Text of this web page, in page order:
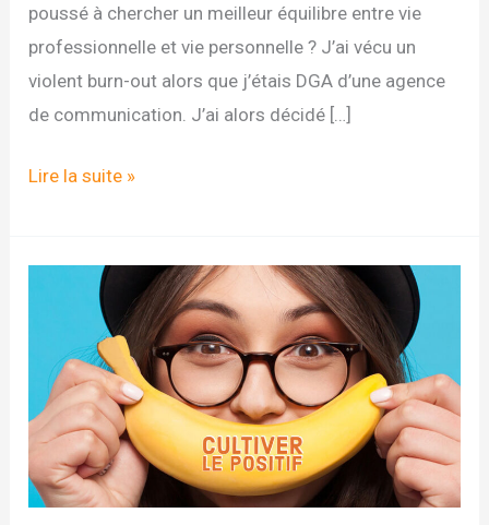
poussé à chercher un meilleur équilibre entre vie
professionnelle et vie personnelle ? J’ai vécu un
violent burn-out alors que j’étais DGA d’une agence
de communication. J’ai alors décidé […]
Interview
QVT
Lire la suite »